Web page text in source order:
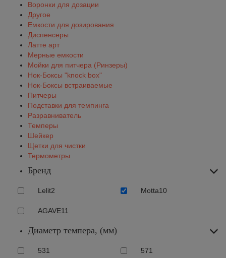
Воронки для дозации
Другое
Емкости для дозирования
Диспенсеры
Латте арт
Мерные емкости
Мойки для питчера (Ринзеры)
Нок-Боксы "knock box"
Нок-Боксы встраиваемые
Питчеры
Подставки для темпинга
Разравниватель
Темперы
Шейкер
Щетки для чистки
Термометры
Бренд
Lelit2 Motta10
AGAVE11
Диаметр темпера, (мм)
531 571